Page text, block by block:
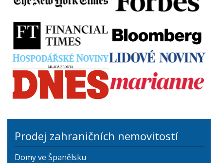
Prodej zahraničních nemovitostí
Domy ve Španělsku